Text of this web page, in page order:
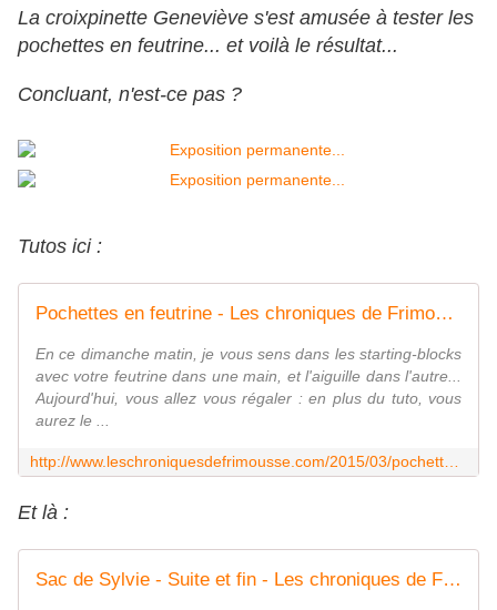
La croixpinette Geneviève s'est amusée à tester les
pochettes en feutrine... et voilà le résultat...
Concluant, n'est-ce pas ?
Tutos ici :
Pochettes en feutrine - Les chroniques de Frimousse
En ce dimanche matin, je vous sens dans les starting-blocks
avec votre feutrine dans une main, et l'aiguille dans l'autre...
Aujourd'hui, vous allez vous régaler : en plus du tuto, vous
aurez le ...
Et là :
Sac de Sylvie - Suite et fin - Les chroniques de Frimousse